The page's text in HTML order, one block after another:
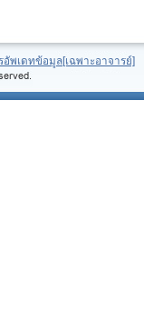
อัพเดทข้อมูล[เฉพาะอาจารย์]